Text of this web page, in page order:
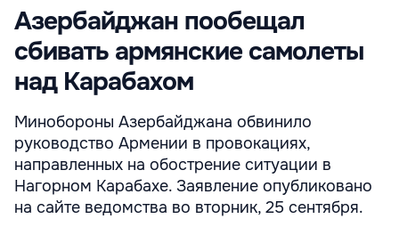
Азербайджан пообещал
сбивать армянские самолеты
над Карабахом
Минобороны Азербайджана обвинило
руководство Армении в провокациях,
направленных на обострение ситуации в
Нагорном Карабахе. Заявление опубликовано
на сайте ведомства во вторник, 25 сентября.